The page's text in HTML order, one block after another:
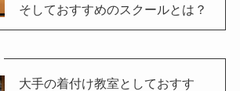
そしておすすめのスクールとは？
大手の着付け教室としておすす